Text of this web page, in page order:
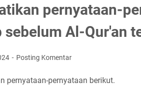
pernyataan-
sebelum Al-Qur'an
Posting Komentar
pernyataan-pernyataan berikut.